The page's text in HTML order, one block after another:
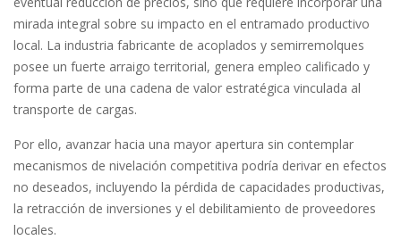
mirada integral sobre su impacto en el entramado productivo
local. La industria fabricante de acoplados y semirremolques
posee un fuerte arraigo territorial, genera empleo calificado y
forma parte de una cadena de valor estratégica vinculada al
transporte de cargas.
Por ello, avanzar hacia una mayor apertura sin contemplar
mecanismos de nivelación competitiva podría derivar en efectos
no deseados, incluyendo la pérdida de capacidades productivas,
la retracción de inversiones y el debilitamiento de proveedores
locales.